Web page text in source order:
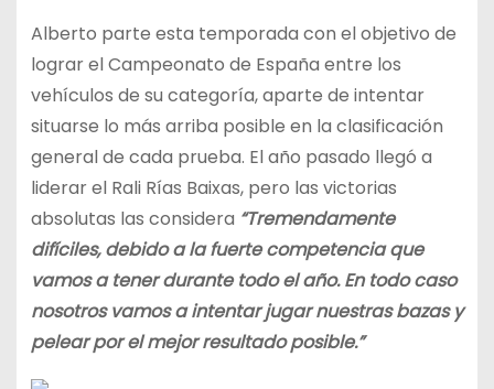
Alberto parte esta temporada con el objetivo de
lograr el Campeonato de España entre los
vehículos de su categoría, aparte de intentar
situarse lo más arriba posible en la clasificación
general de cada prueba. El año pasado llegó a
liderar el Rali Rías Baixas, pero las victorias
absolutas las considera “Tremendamente
difíciles, debido a la fuerte competencia que
vamos a tener durante todo el año. En todo caso
nosotros vamos a intentar jugar nuestras bazas y
pelear por el mejor resultado posible.”